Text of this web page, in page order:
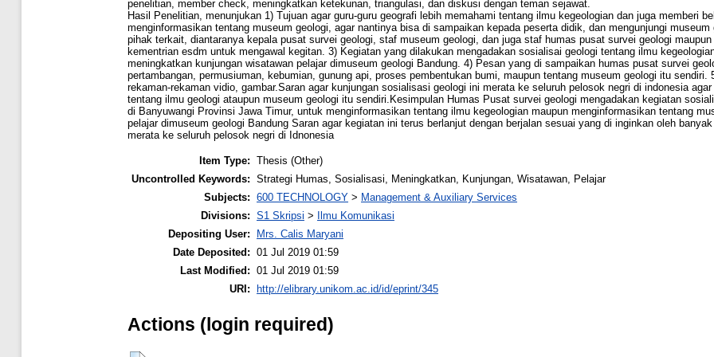
penelitian, member check, meningkatkan ketekunan, triangulasi, dan diskusi dengan teman sejawat.
Hasil Penelitian, menunjukan 1) Tujuan agar guru-guru geografi lebih memahami tentang ilmu kegeologian dan juga memberi
menginformasikan tentang museum geologi, agar nantinya bisa di sampaikan kepada peserta didik, dan mengunjungi
pihak terkait, diantaranya kepala pusat survei geologi, staf museum geologi, dan juga staf humas pusat survei geologi
kementrian esdm untuk mengawal kegitan. 3) Kegiatan yang dilakukan mengadakan sosialisai geologi tentang ilmu
meningkatkan kunjungan wisatawan pelajar dimuseum geologi Bandung. 4) Pesan yang di sampaikan humas pusat survei
pertambangan, permusiuman, kebumian, gunung api, proses pembentukan bumi, maupun tentang museum geologi itu
rekaman-rekaman vidio, gambar.Saran agar kunjungan sosialisasi geologi ini merata ke seluruh pelosok negri di indonesia
tentang ilmu geologi ataupun museum geologi itu sendiri.Kesimpulan Humas Pusat survei geologi mengadakan kegiatan
di Banyuwangi Provinsi Jawa Timur, untuk menginformasikan tentang ilmu kegeologian maupun menginformasikan tentang
pelajar dimuseum geologi Bandung Saran agar kegiatan ini terus berlanjut dengan berjalan sesuai yang di inginkan oleh
merata ke seluruh pelosok negri di Idnonesia
Item Type: Thesis (Other)
Uncontrolled Keywords: Strategi Humas, Sosialisasi, Meningkatkan, Kunjungan, Wisatawan, Pelajar
Subjects: 600 TECHNOLOGY > Management & Auxiliary Services
Divisions: S1 Skripsi >
Ilmu Komunikasi
Depositing User:
Mrs. Calis Maryani
Date Deposited: 01 Jul 2019 01:59
Last Modified: 01 Jul 2019 01:59
URI:
http://elibrary.unikom.ac.id/id/eprint/345
Actions (login required)